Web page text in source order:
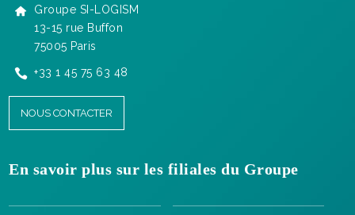
Groupe SI-LOGISM
13-15 rue Buffon
75005 Paris
+33 1 45 75 63 48
NOUS CONTACTER
En savoir plus sur les filiales du Groupe